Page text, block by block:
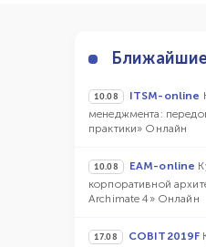
10.08 ITSM-online
менеджмента:
практики» Онлайн
10.08 EAM-online
корпоративной
Archimate 4» Онлайн
17.08 COBIT2019F